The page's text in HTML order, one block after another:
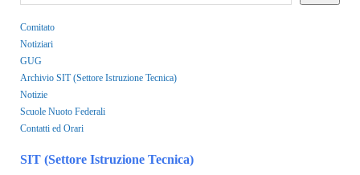
Comitato
Notiziari
GUG
Archivio SIT (Settore Istruzione Tecnica)
Notizie
Scuole Nuoto Federali
Contatti ed Orari
SIT (Settore Istruzione Tecnica)